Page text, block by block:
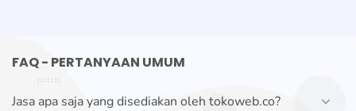
FAQ - PERTANYAAN UMUM
Jasa apa saja yang disediakan oleh tokoweb.co?